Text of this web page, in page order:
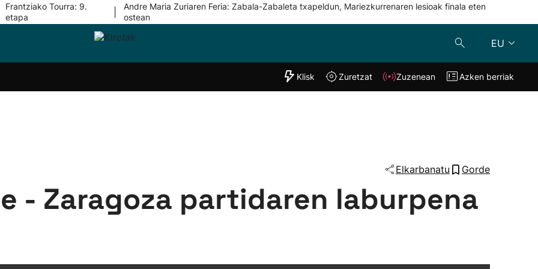
Frantziako Tourra: 9.
etapa
Andre Maria Zuriaren Feria: Zabala-Zabaleta txapeldun, Mariezkurrenaren lesioak finala eten
ostean
EU
Taldeak
"Helmuga"
Klisk Zuzenean
Klisk Zuretzat Zuzenean Azken berriak
Elkarbanatu Gorde
- Zaragoza partidaren laburpena